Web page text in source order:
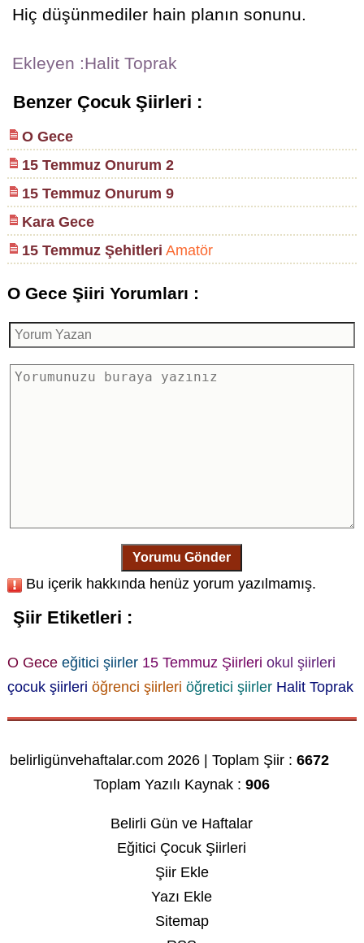
Hiç düşünmediler hain planın sonunu.
Ekleyen :Halit Toprak
Benzer Çocuk Şiirleri :
O Gece
15 Temmuz Onurum 2
15 Temmuz Onurum 9
Kara Gece
15 Temmuz Şehitleri Amatör
O Gece Şiiri Yorumları :
Yorumu Gönder
Bu içerik hakkında henüz yorum yazılmamış.
Şiir Etiketleri :
O Gece eğitici şiirler 15 Temmuz Şiirleri okul şiirleri
çocuk şiirleri öğrenci şiirleri öğretici şiirler Halit Toprak
belirligünvehaftalar.com 2026 | Toplam Şiir :6672
Toplam Yazılı Kaynak :906
Belirli Gün ve Haftalar
Eğitici Çocuk Şiirleri
Şiir Ekle
Yazı Ekle
Sitemap